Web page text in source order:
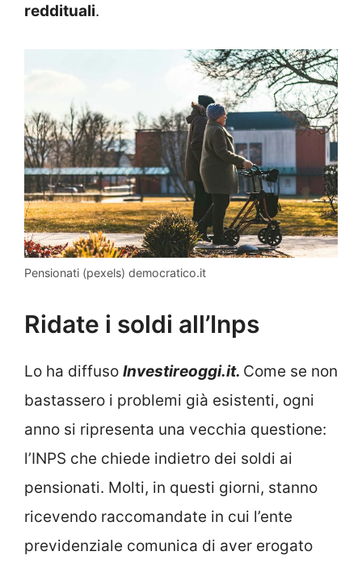
reddituali.
Pensionati (pexels) democratico.it
Ridate i soldi all’Inps
Lo ha diffuso Investireoggi.it. Come se non
bastassero i problemi già esistenti, ogni
anno si ripresenta una vecchia questione:
l’INPS che chiede indietro dei soldi ai
pensionati. Molti, in questi giorni, stanno
ricevendo raccomandate in cui l’ente
previdenziale comunica di aver erogato